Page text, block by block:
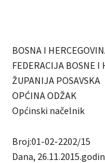
BOSNA I
FEDERACIJA BOSNE I
ŽUPANIJA POSAVSKA
OPĆINA ODŽAK
Općinski načelnik
Broj:01-02-2202/15
Dana,